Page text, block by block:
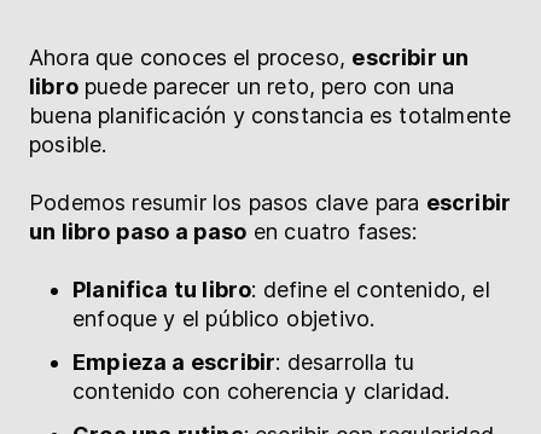
Ahora que conoces el proceso, escribir un
libropuede parecer un reto, pero con una
buena planificación y constancia es totalmente
posible.
Podemos resumir los pasos clave para escribir
un libro paso a paso en cuatro fases:
Planifica tu libro: define el contenido, el
enfoque y el público objetivo.
Empieza a escribir: desarrolla tu
contenido con coherencia y claridad.